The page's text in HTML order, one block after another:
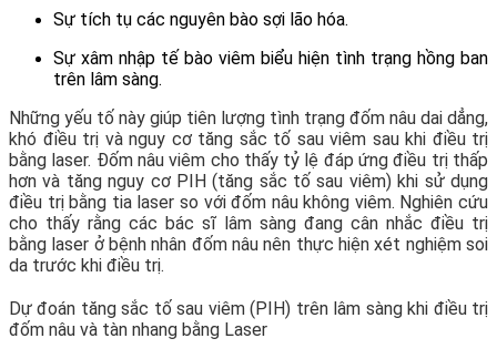
Sự tích tụ các nguyên bào sợi lão hóa.
Sự xâm nhập tế bào viêm biểu hiện tình trạng hồng ban
trên lâm sàng.
Những yếu tố này giúp tiên lượng tình trạng đốm nâu dai dẳng,
khó điều trị và nguy cơ tăng sắc tố sau viêm sau khi điều trị
bằng laser. Đốm nâu viêm cho thấy tỷ lệ đáp ứng điều trị thấp
hơn và tăng nguy cơ PIH (tăng sắc tố sau viêm) khi sử dụng
điều trị bằng tia laser so với đốm nâu không viêm. Nghiên cứu
cho thấy rằng các bác sĩ lâm sàng đang cân nhắc điều trị
bằng laser ở bệnh nhân đốm nâu nên thực hiện xét nghiệm soi
da trước khi điều trị.
Dự đoán tăng sắc tố sau viêm (PIH) trên lâm sàng khi điều trị
đốm nâu và tàn nhang bằng Laser